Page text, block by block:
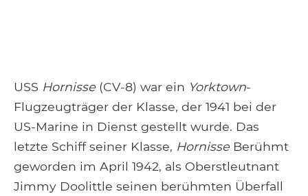
USS Hornisse (CV-8) war ein Yorktown-
Flugzeugträger der Klasse, der 1941 bei der
US-Marine in Dienst gestellt wurde. Das
letzte Schiff seiner Klasse, Hornisse Berühmt
geworden im April 1942, als Oberstleutnant
Jimmy Doolittle seinen berühmten Überfall